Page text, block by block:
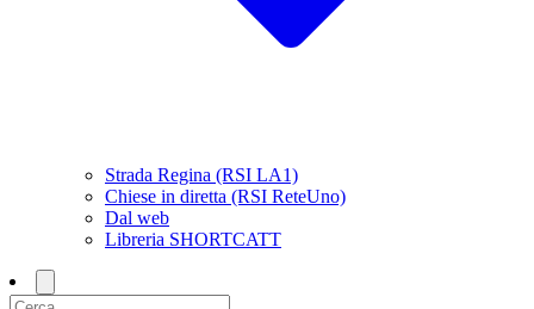
Strada Regina (RSI LA1)
Chiese in diretta (RSI ReteUno)
Dal web
Libreria SHORTCATT